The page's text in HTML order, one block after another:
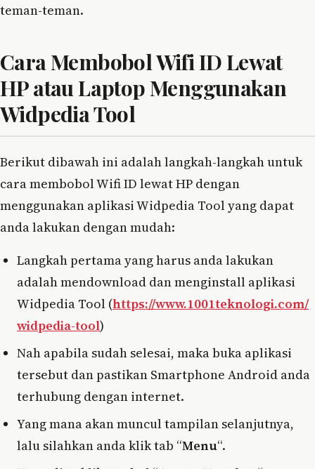
teman-teman.
Cara Membobol Wifi ID Lewat
HP atau Laptop Menggunakan
Widpedia Tool
Berikut dibawah ini adalah langkah-langkah untuk
cara membobol Wifi ID lewat HP dengan
menggunakan aplikasi Widpedia Tool yang dapat
anda lakukan dengan mudah:
Langkah pertama yang harus anda lakukan
adalah mendownload dan menginstall aplikasi
Widpedia Tool (https://www.1001teknologi.com/
widpedia-tool)
Nah apabila sudah selesai, maka buka aplikasi
tersebut dan pastikan Smartphone Android anda
terhubung dengan internet.
Yang mana akan muncul tampilan selanjutnya,
lalu silahkan anda klik tab “Menu“.